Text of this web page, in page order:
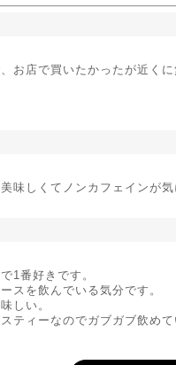
お店で買いたかったが近く
味しくてノンカフェインが
1番好きです。
スを飲んでいる気分です。
しい。
ティーなのでガブガブ飲めて